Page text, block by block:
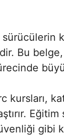
Bu
kursları,
gibi